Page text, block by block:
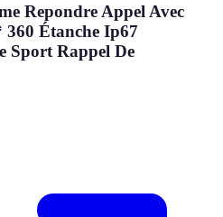
Repondre Appel Avec
360 Étanche Ip67
Sport Rappel De